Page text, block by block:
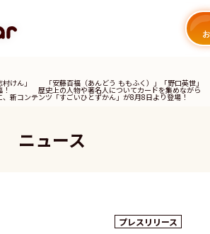
村けん」 「安藤百福（あんどう ももふく）」「野口英世」
臨！ 歴史上の人物や著名人についてカードを集めながら
新コンテンツ「すごいひとずかん」が8月8日より登場！
ニュース
プレスリリース